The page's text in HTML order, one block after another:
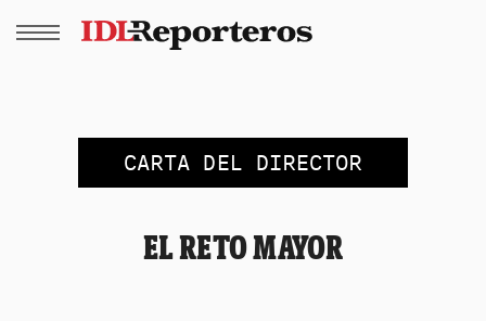
CARTA DEL DIRECTOR
EL RETO MAYOR